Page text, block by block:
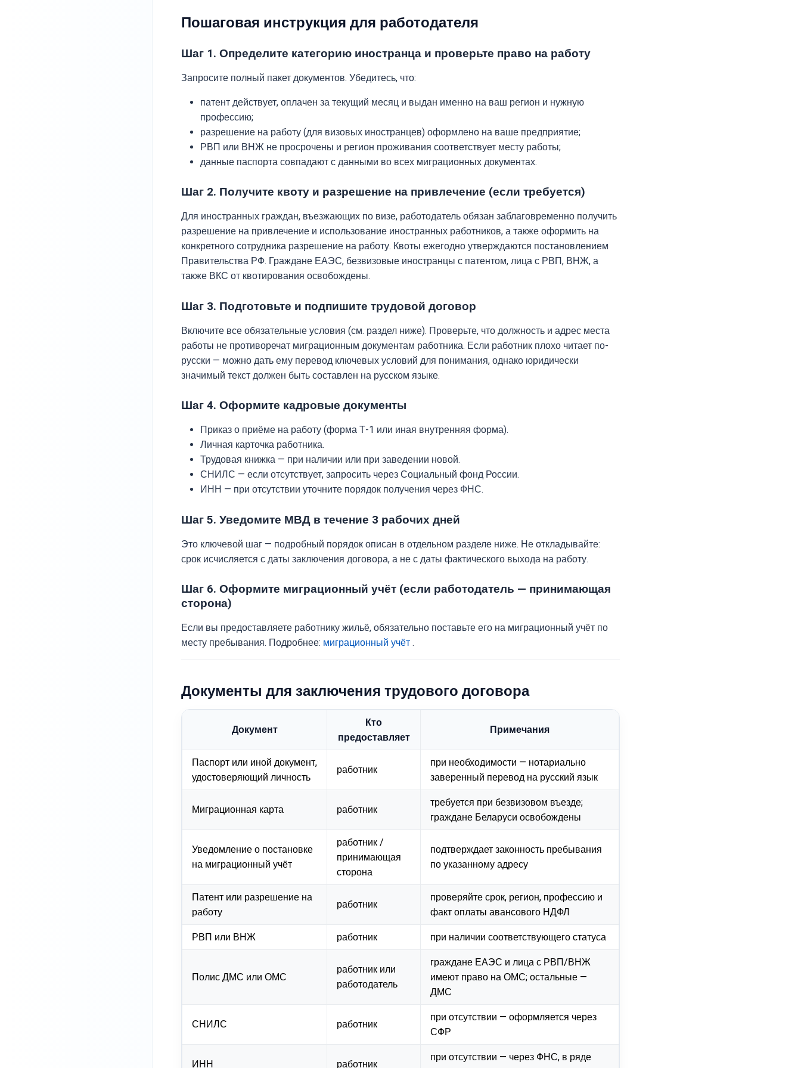
Пошаговая инструкция для работодателя
Шаг 1. Определите категорию иностранца и проверьте право на работу
Запросите полный пакет документов. Убедитесь, что:
патент действует, оплачен за текущий месяц и выдан именно на ваш регион и нужную
профессию;
разрешение на работу (для визовых иностранцев) оформлено на ваше предприятие;
РВП или ВНЖ не просрочены и регион проживания соответствует месту работы;
данные паспорта совпадают с данными во всех миграционных документах.
Шаг 2. Получите квоту и разрешение на привлечение (если требуется)
Для иностранных граждан, въезжающих по визе, работодатель обязан заблаговременно получить
разрешение на привлечение и использование иностранных работников, а также оформить на
конкретного сотрудника разрешение на работу. Квоты ежегодно утверждаются постановлением
Правительства РФ. Граждане ЕАЭС, безвизовые иностранцы с патентом, лица с РВП, ВНЖ, а
также ВКС от квотирования освобождены.
Шаг 3. Подготовьте и подпишите трудовой договор
Включите все обязательные условия (см. раздел ниже). Проверьте, что должность и адрес места
работы не противоречат миграционным документам работника. Если работник плохо читает по-
русски — можно дать ему перевод ключевых условий для понимания, однако юридически
значимый текст должен быть составлен на русском языке.
Шаг 4. Оформите кадровые документы
Приказ о приёме на работу (форма Т-1 или иная внутренняя форма).
Личная карточка работника.
Трудовая книжка — при наличии или при заведении новой.
СНИЛС — если отсутствует, запросить через Социальный фонд России.
ИНН — при отсутствии уточните порядок получения через ФНС.
Шаг 5. Уведомите МВД в течение 3 рабочих дней
Это ключевой шаг — подробный порядок описан в отдельном разделе ниже. Не откладывайте:
срок исчисляется с даты заключения договора, а не с даты фактического выхода на работу.
Шаг 6. Оформите миграционный учёт (если работодатель — принимающая
сторона)
Если вы предоставляете работнику жильё, обязательно поставьте его на миграционный учёт по
месту пребывания. Подробнее: миграционный учёт .
Документы для заключения трудового договора
Документ
Кто
предоставляет
Примечания
Паспорт или иной документ,
удостоверяющий личность
работник
при необходимости — нотариально
заверенный перевод на русский язык
Миграционная карта работник
требуется при безвизовом въезде;
граждане Беларуси освобождены
Уведомление о постановке
на миграционный учёт
работник /
принимающая
сторона
подтверждает законность пребывания
по указанному адресу
Патент или разрешение на
работу
работник
проверяйте срок, регион, профессию и
факт оплаты авансового НДФЛ
РВП или ВНЖ работник при наличии соответствующего статуса
Полис ДМС или ОМС
работник или
работодатель
граждане ЕАЭС и лица с РВП/ВНЖ
имеют право на ОМС; остальные —
ДМС
СНИЛС работник
при отсутствии — оформляется через
СФР
ИНН работник
при отсутствии — через ФНС, в ряде